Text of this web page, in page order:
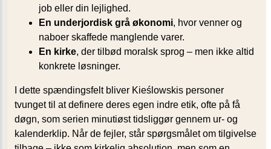
job eller din lejlighed.
En underjordisk grå økonomi, hvor venner og
naboer skaffede manglende varer.
En kirke, der tilbød moralsk sprog – men ikke altid
konkrete løsninger.
I dette spændingsfelt bliver Kieślowskis personer
tvunget til at definere deres egen indre etik, ofte på få
døgn, som serien minutiøst tidsliggør gennem ur- og
kalenderklip. Når de fejler, står spørgsmålet om tilgivelse